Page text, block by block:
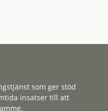
som ger stöd
insatser till att